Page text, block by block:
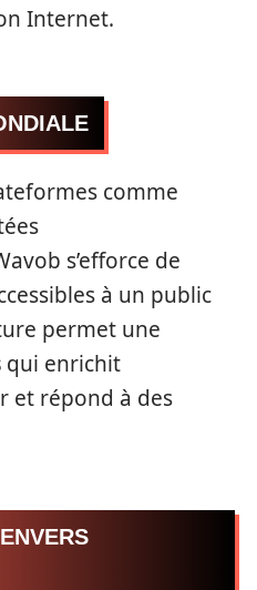
Internet.
comme
s’efforce de
à un public
permet une
qui enrichit
et répond à des